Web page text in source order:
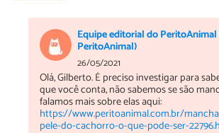
Equipe editorial do
PeritoAnimal)
26/05/2021
Olá, Gilberto. É preciso investigar para
que você conta, não sabemos se são
falamos mais sobre elas aqui:
https://www.peritoanimal.com.br/
pele-do-cachorro-o-que-pode-ser-